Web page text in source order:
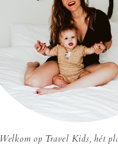
Welkom op Travel Kids, hét